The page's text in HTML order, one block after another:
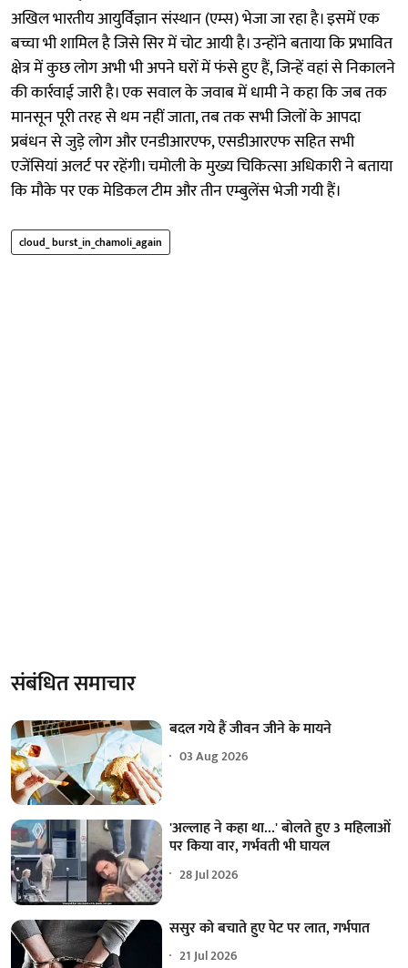
अखिल भारतीय आयुर्विज्ञान संस्थान (एम्स) भेजा जा रहा है। इसमें एक
बच्चा भी शामिल है जिसे सिर में चोट आयी है। उन्होंने बताया कि प्रभावित
क्षेत्र में कुछ लोग अभी भी अपने घरों में फंसे हुए हैं, जिन्हें वहां से निकालने
की कार्रवाई जारी है। एक सवाल के जवाब में धामी ने कहा कि जब तक
मानसून पूरी तरह से थम नहीं जाता, तब तक सभी जिलों के आपदा
प्रबंधन से जुड़े लोग और एनडीआरएफ, एसडीआरएफ सहित सभी
एजेंसियां अलर्ट पर रहेंगी। चमोली के मुख्य चिकित्सा अधिकारी ने बताया
कि मौके पर एक मेडिकल टीम और तीन एम्बुलेंस भेजी गयी हैं।
cloud_ burst_in_chamoli_again
संबंधित समाचार
बदल गये हैं जीवन जीने के मायने
03 Aug 2026
'अल्लाह ने कहा था...' बोलते हुए 3 महिलाओं
पर किया वार, गर्भवती भी घायल
28 Jul 2026
ससुर को बचाते हुए पेट पर लात, गर्भपात
21 Jul 2026